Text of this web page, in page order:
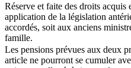
Réserve et faite des droits acquis
application de la législation
accordés, soit aux anciens
famille.
Les pensions prévues aux deux
article ne pourront se cumuler